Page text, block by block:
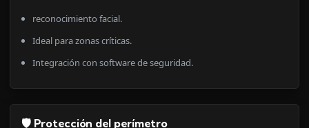
reconocimiento facial.
Ideal para zonas críticas.
Integración con software de seguridad.
🛡️ Protección del perímetro